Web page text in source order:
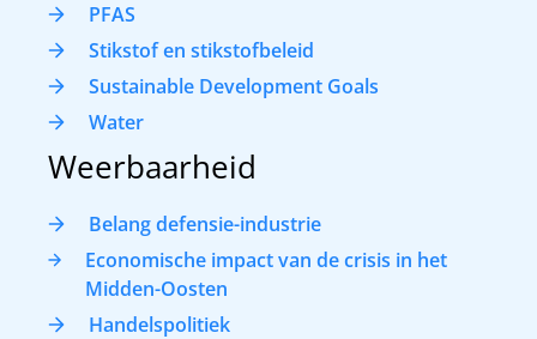
PFAS
Stikstof en stikstofbeleid
Sustainable Development Goals
Water
Weerbaarheid
Belang defensie-industrie
Economische impact van de crisis in het
Midden-Oosten
Handelspolitiek